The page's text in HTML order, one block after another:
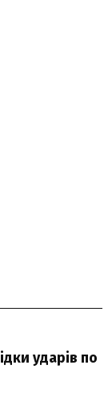
ударів по